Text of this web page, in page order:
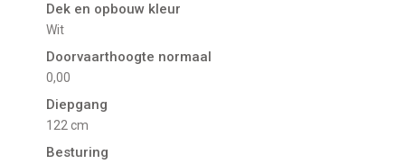
Dek en opbouw kleur
Wit
Doorvaarthoogte normaal
0,00
Diepgang
122 cm
Besturing